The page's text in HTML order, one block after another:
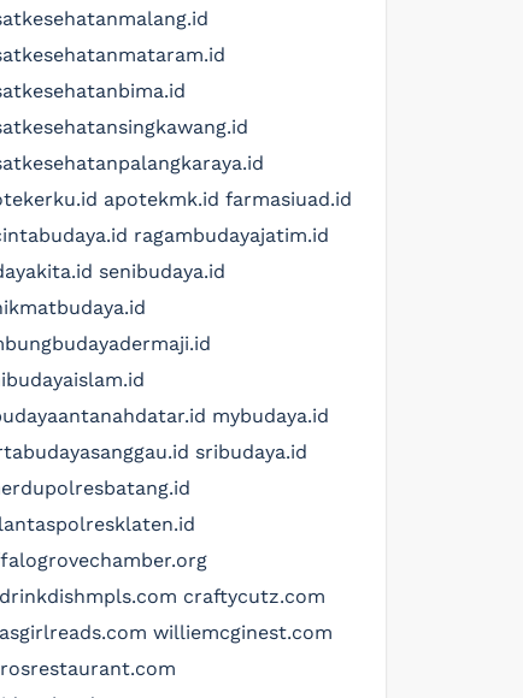
apotekmk.id farmasiuad.id
ragambudayajatim.id
senibudaya.id
mybudaya.id
sribudaya.id
craftycutz.com
williemcginest.com